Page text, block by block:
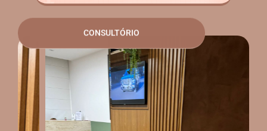
CONSULTÓRIO